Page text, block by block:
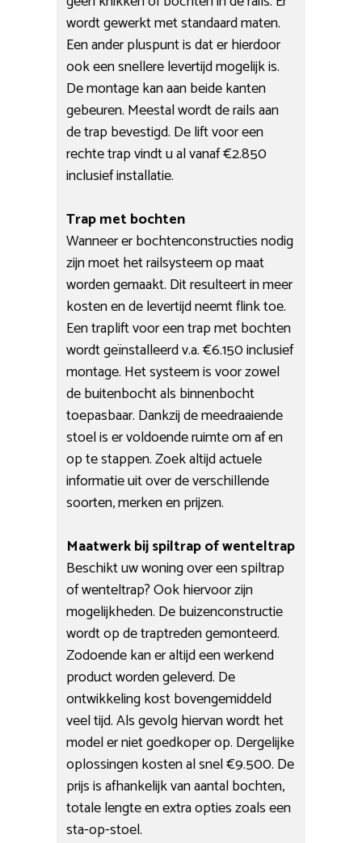
wordt gewerkt met standaard maten.
Een ander pluspunt is dat er hierdoor
ook een snellere levertijd mogelijk is.
De montage kan aan beide kanten
gebeuren. Meestal wordt de rails aan
de trap bevestigd. De lift voor een
rechte trap vindt u al vanaf €2.850
inclusief installatie.
Trap met bochten
Wanneer er bochtenconstructies nodig
zijn moet het railsysteem op maat
worden gemaakt. Dit resulteert in meer
kosten en de levertijd neemt flink toe.
Een traplift voor een trap met bochten
wordt geïnstalleerd v.a. €6.150 inclusief
montage. Het systeem is voor zowel
de buitenbocht als binnenbocht
toepasbaar. Dankzij de meedraaiende
stoel is er voldoende ruimte om af en
op te stappen. Zoek altijd actuele
informatie uit over de verschillende
soorten, merken en prijzen.
Maatwerk bij spiltrap of wenteltrap
Beschikt uw woning over een spiltrap
of wenteltrap? Ook hiervoor zijn
mogelijkheden. De buizenconstructie
wordt op de traptreden gemonteerd.
Zodoende kan er altijd een werkend
product worden geleverd. De
ontwikkeling kost bovengemiddeld
veel tijd. Als gevolg hiervan wordt het
model er niet goedkoper op. Dergelijke
oplossingen kosten al snel €9.500. De
prijs is afhankelijk van aantal bochten,
totale lengte en extra opties zoals een
sta-op-stoel.